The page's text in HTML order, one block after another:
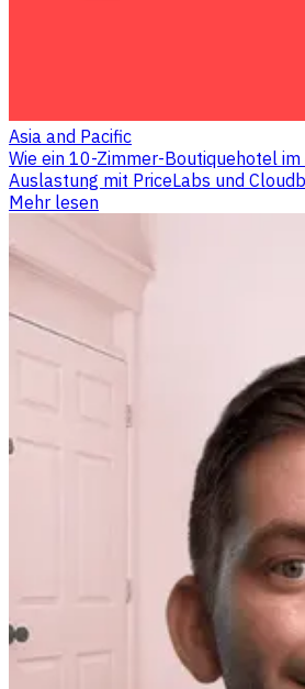
Asia and Pacific
Wie ein 10-Zimmer-Boutiquehotel
Auslastung mit PriceLabs und
Mehr lesen